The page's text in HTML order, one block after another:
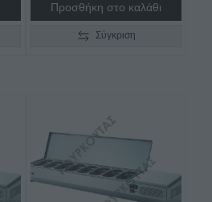
Προσθήκη στο καλάθι
Σύγκριση